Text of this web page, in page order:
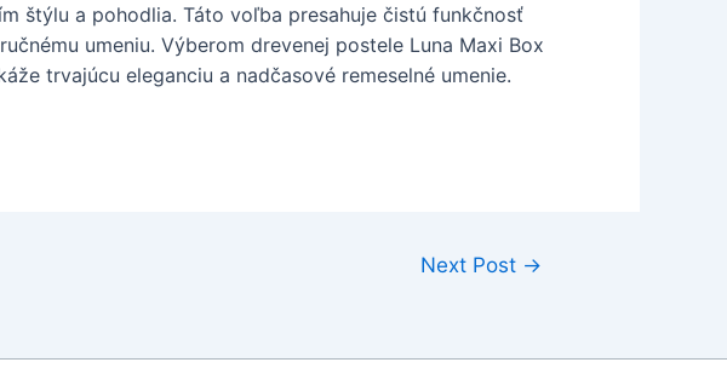
štýlu a pohodlia. Táto voľba presahuje čistú funkčnosť
umeniu. Výberom drevenej postele Luna Maxi Box
trvajúcu eleganciu a nadčasové remeselné umenie.
Next Post →